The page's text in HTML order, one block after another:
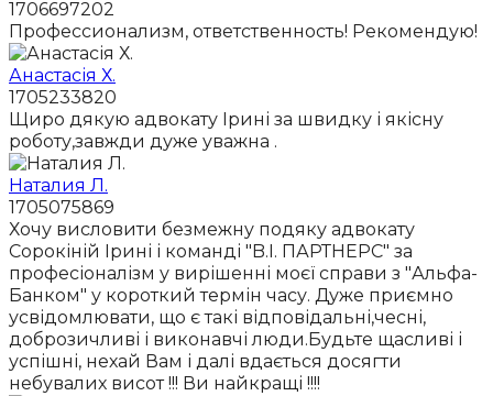
1706697202
Профессионализм, ответственность! Рекомендую!
Анастасія Х.
1705233820
Щиро дякую адвокату Ірині за швидку і якісну
роботу,завжди дуже уважна .
Наталия Л.
1705075869
Хочу висловити безмежну подяку адвокату
Сорокіній Ірині і команді "B.I. ПАРТНЕРС" за
професіоналізм у вирішенні моєї справи з "Альфа-
Банком" у короткий термін часу. Дуже приємно
усвідомлювати, що є такі відповідальні,чесні,
доброзичливі і виконавчі люди.Будьте щасливі і
успішні, нехай Вам і далі вдається досягти
небувалих висот !!! Ви найкращі !!!!